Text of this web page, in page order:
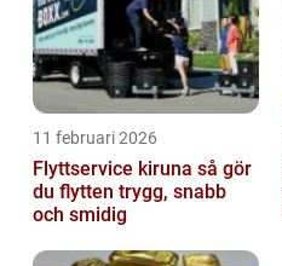
11 februari 2026
Flyttservice kiruna så gör
du flytten trygg, snabb
och smidig